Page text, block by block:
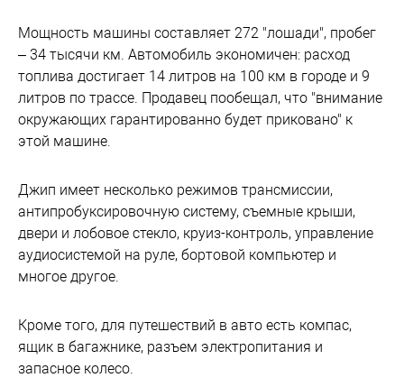
Мощность машины составляет 272 "лошади", пробег
– 34 тысячи км. Автомобиль экономичен: расход
топлива достигает 14 литров на 100 км в городе и 9
литров по трассе. Продавец пообещал, что "внимание
окружающих гарантированно будет приковано" к
этой машине.
Джип имеет несколько режимов трансмиссии,
антипробуксировочную систему, съемные крыши,
двери и лобовое стекло, круиз-контроль, управление
аудиосистемой на руле, бортовой компьютер и
многое другое.
Кроме того, для путешествий в авто есть компас,
ящик в багажнике, разъем электропитания и
запасное колесо.